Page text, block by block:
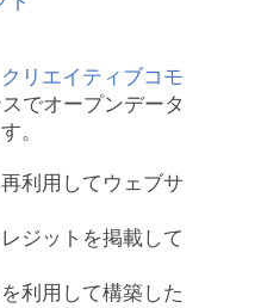
クリエイティブコモ
でオープンデータ
。
利用してウェブサ
ジットを掲載して
利用して構築した